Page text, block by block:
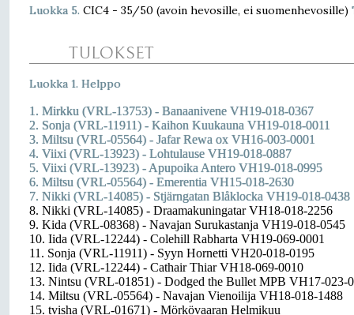
Luokka 5. CIC4 - 35/50 (avoin hevosille, ei suomenhevosille)
TULOKSET
Luokka 1. Helppo
1. Mirkku (VRL-13753) - Banaanivene VH19-018-0367
2. Sonja (VRL-11911) - Kaihon Kuukauna VH19-018-0011
3. Miltsu (VRL-05564) - Jafar Rewa ox VH16-003-0001
4. Viixi (VRL-13923) - Lohtulause VH19-018-0887
5. Viixi (VRL-13923) - Apupoika Antero VH19-018-0995
6. Miltsu (VRL-05564) - Emerentia VH15-018-2630
7. Nikki (VRL-14085) - Stjärngatan Blåklocka VH19-018-0438
8. Nikki (VRL-14085) - Draamakuningatar VH18-018-2256
9. Kida (VRL-08368) - Navajan Surukastanja VH19-018-0545
10. Iida (VRL-12244) - Colehill Rabharta VH19-069-0001
11. Sonja (VRL-11911) - Syyn Hornetti VH20-018-0195
12. Iida (VRL-12244) - Cathair Thiar VH18-069-0010
13. Nintsu (VRL-01851) - Dodged the Bullet MPB VH17-023-
14. Miltsu (VRL-05564) - Navajan Vienoilija VH18-018-1488
15. tvisha (VRL-01671) - Mörkövaaran Helmikuu